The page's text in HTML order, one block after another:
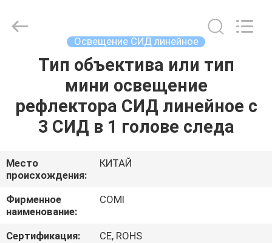
ДОМ
ПРОДУКТЫ
НАС
ПУТЕШЕСТВИЕ
ФАБРИКИ
LIGHTING
LIMITED.
Освещение СИД линейное
Тип объектива или тип
мини освещение
рефлектора СИД линейное с
3 СИД в 1 голове следа
Место
происхождения:
КИТАЙ
Фирменное
наименование:
COMI
Сертификация:
CE, ROHS